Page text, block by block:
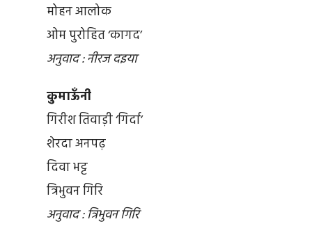
मोहन आलोक
ओम पुरोहित ‘कागद’
अनुवाद : नीरज दइया
कुमाऊँनी
गिरीश तिवाड़ी ‘गिर्दा’
शेरदा अनपढ़
दिवा भट्ट
त्रिभुवन गिरि
अनुवाद : त्रिभुवन गिरि